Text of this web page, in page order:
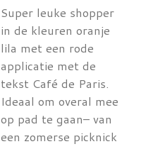
Super leuke shopper
in de kleuren oranje
lila met een rode
applicatie met de
tekst Café de Paris.
Ideaal om overal mee
op pad te gaan– van
een zomerse picknick